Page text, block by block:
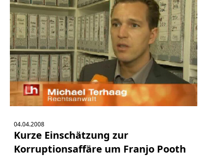
04.04.2008
Kurze Einschätzung zur
Korruptionsaffäre um Franjo Pooth